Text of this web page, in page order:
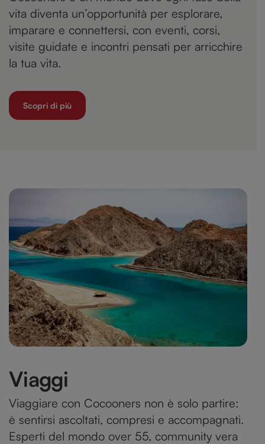
vita diventa un’opportunità per esplorare,
imparare e connettersi, con eventi, corsi,
visite guidate e incontri pensati per arricchire
la tua vita.
Scopri di più
Viaggi
Viaggiare con Cocooners non è solo partire:
è sentirsi ascoltati, compresi e accompagnati.
Esperti del mondo over 55, community vera